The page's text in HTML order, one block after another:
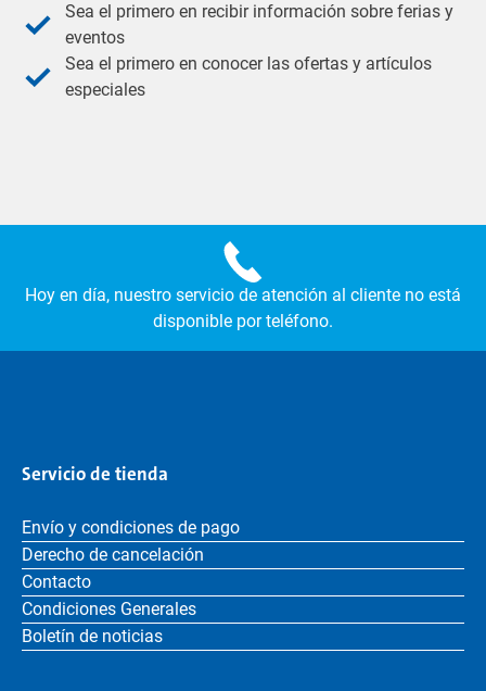
Sea el primero en recibir información sobre ferias y
eventos
Sea el primero en conocer las ofertas y artículos
especiales
Hoy en día, nuestro servicio de atención al cliente no está
disponible por teléfono.
Servicio de tienda
Envío y condiciones de pago
Derecho de cancelación
Contacto
Condiciones Generales
Boletín de noticias